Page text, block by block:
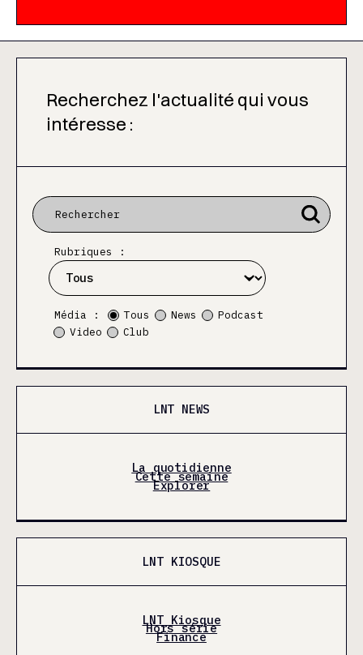
Recherchez l'actualité qui vous
intéresse :
Rubriques :
Média : Tous News
Podcast
Video
Club
LNT NEWS
La quotidienne
Cette semaine
Explorer
LNT KIOSQUE
LNT Kiosque
Hors série
Finance